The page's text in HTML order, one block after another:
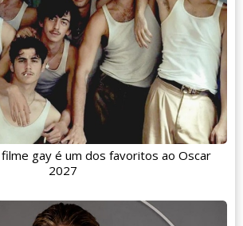
filme gay é um dos favoritos ao Oscar
2027